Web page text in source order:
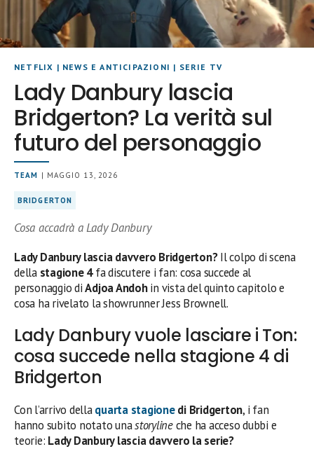
NETFLIX | NEWS E ANTICIPAZIONI | SERIE TV
Lady Danbury lascia
Bridgerton? La verità sul
futuro del personaggio
TEAM | MAGGIO 13, 2026
BRIDGERTON
Cosa accadrà a Lady Danbury
Lady Danbury lascia davvero Bridgerton?Il colpo di scena
della stagione 4fa discutere i fan: cosa succede al
personaggio diAdjoa Andohin vista del quinto capitolo e
cosa ha rivelato la showrunner Jess Brownell.
Lady Danbury vuole lasciare i Ton:
cosa succede nella stagione 4 di
Bridgerton
Con l’arrivo dellaquarta stagionedi Bridgerton, i fan
hanno subito notato unastorylineche ha acceso dubbi e
teorie: Lady Danbury lascia davvero la serie?